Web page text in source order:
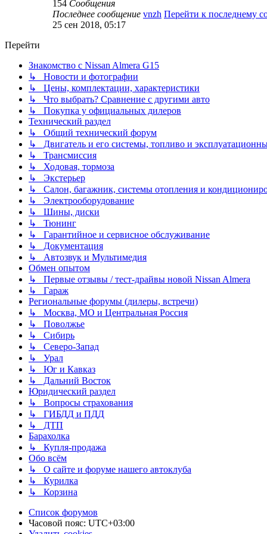
154 Сообщения
Последнее сообщение vnzh Перейти к последнему
25 сен 2018, 05:17
Перейти
Знакомство с Nissan Almera G15
↳ Новости и фотографии
↳ Цены, комплектации, характеристики
↳ Что выбрать? Сравнение с другими авто
↳ Покупка у официальных дилеров
Технический раздел
↳ Общий технический форум
↳ Двигатель и его системы, топливо и
↳ Трансмиссия
↳ Ходовая, тормоза
↳ Экстерьер
↳ Салон, багажник, системы отопления и
↳ Электрооборудование
↳ Шины, диски
↳ Тюнинг
↳ Гарантийное и сервисное обслуживание
↳ Документация
↳ Автозвук и Мультимедия
Обмен опытом
↳ Первые отзывы / тест-драйвы новой Nissan Almera
↳ Гараж
Региональные форумы (дилеры, встречи)
↳ Москва, МО и Центральная Россия
↳ Поволжье
↳ Сибирь
↳ Северо-Запад
↳ Урал
↳ Юг и Кавказ
↳ Дальний Восток
Юридический раздел
↳ Вопросы страхования
↳ ГИБДД и ПДД
↳ ДТП
Барахолка
↳ Купля-продажа
Обо всём
↳ О сайте и форуме нашего автоклуба
↳ Курилка
↳ Корзина
Список форумов
Часовой пояс: UTC+03:00